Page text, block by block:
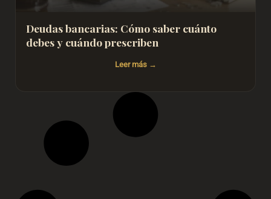
Deudas bancarias: Cómo saber cuánto
debes y cuándo prescriben
Leer más